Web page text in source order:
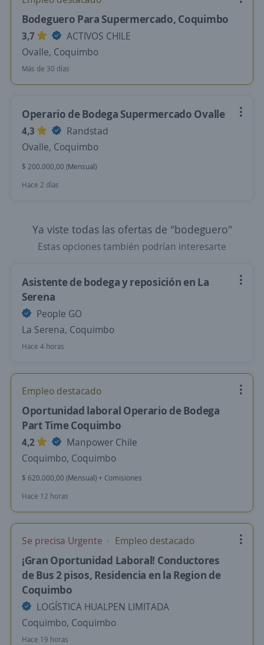
Bodeguero Para Supermercado, Coquimbo
3,7
ACTIVOS CHILE
Ovalle, Coquimbo
Más de 30 días
Operario de Bodega Supermercado Ovalle
4,3
Randstad
Ovalle, Coquimbo
$ 200.000,00 (Mensual)
Hace 2 días
Ya viste todas las ofertas de "bodeguero"
Estas opciones también podrían interesarte
Asistente de bodega y reposición en La
Serena
People GO
La Serena, Coquimbo
Hace 4 horas
Empleo destacado
Oportunidad laboral Operario de Bodega
Part Time Coquimbo
4,2
Manpower Chile
Coquimbo, Coquimbo
$ 620.000,00 (Mensual) + Comisiones
Hace 12 horas
Se precisa Urgente Empleo destacado
¡Gran Oportunidad Laboral! Conductores
de Bus 2 pisos, Residencia en la Region de
Coquimbo
LOGÍSTICA HUALPEN LIMITADA
Coquimbo, Coquimbo
Hace 19 horas